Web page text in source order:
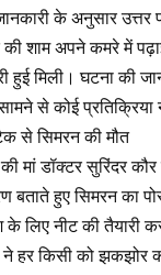
के अनुसार
की शाम अपने कमरे में
हुई मिली। घटना की
से कोई प्रतिक्रिया
से सिमरन की मौत
मां डॉक्टर सुरिंदर
बताते हुए सिमरन का
के लिए नीट की तैयारी
ने हर किसी को झकझोर